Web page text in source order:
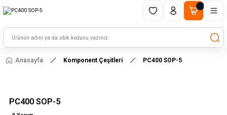
HAYAL ET - TASARLA - ÇALIŞTIR
Anasayfa Komponent Çeşitleri PC400 SOP-5
PC400 SOP-5